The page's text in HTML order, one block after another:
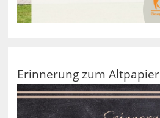
Erinnerung zum Altpapier